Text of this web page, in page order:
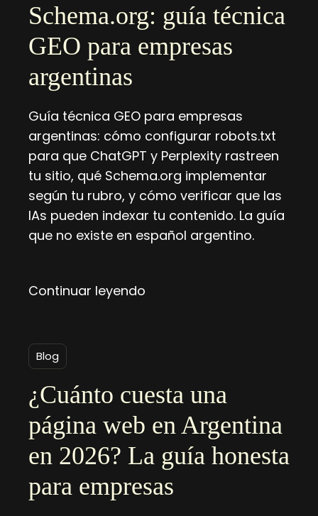
Schema.org: guía técnica
GEO para empresas
argentinas
Guía técnica GEO para empresas
argentinas: cómo configurar robots.txt
para que ChatGPT y Perplexity rastreen
tu sitio, qué Schema.org implementar
según tu rubro, y cómo verificar que las
IAs pueden indexar tu contenido. La guía
que no existe en español argentino.
Continuar leyendo
Blog
¿Cuánto cuesta una
página web en Argentina
en 2026? La guía honesta
para empresas